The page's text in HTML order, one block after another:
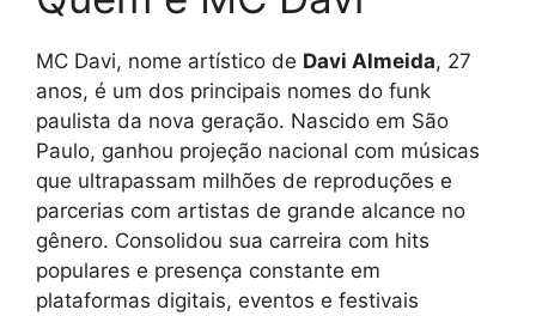
MC Davi, nome artístico de Davi Almeida, 27
anos, é um dos principais nomes do funk
paulista da nova geração. Nascido em São
Paulo, ganhou projeção nacional com músicas
que ultrapassam milhões de reproduções e
parcerias com artistas de grande alcance no
gênero. Consolidou sua carreira com hits
populares e presença constante em
plataformas digitais, eventos e festivais